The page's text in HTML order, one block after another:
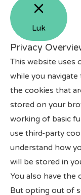
Luk
Privacy
This website uses
while you
the cookies that
stored on your
working of basic
use third-party
understand how
will be stored in
You also have
But opting out of